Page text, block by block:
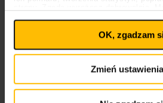
plików cookies
wpływa na legalność uprzedniego
Polityka plików cookies
OK, zgadzam
Zmień ustawienia